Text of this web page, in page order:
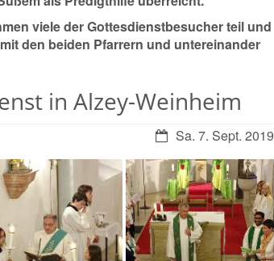
viele der Gottesdienstbesucher teil und
den beiden Pfarrern und untereinander
in Alzey-Weinheim
Sa. 7. Sept. 2019